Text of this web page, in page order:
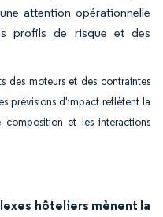
attention opérationnelle
profils de risque et des
des moteurs et des contraintes
prévisions d'impact reflètent la
composition et les interactions
hôteliers mènent la